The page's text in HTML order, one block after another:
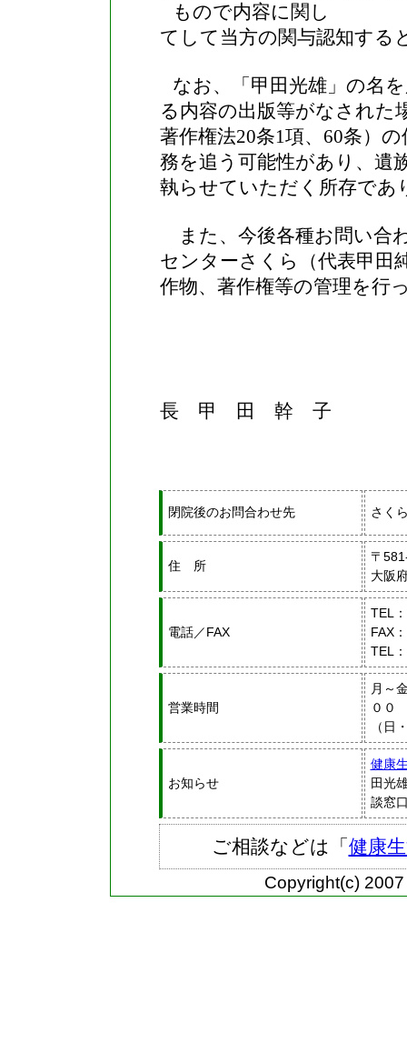
もので内容に関し
てして当方の関与認知する
なお、「甲田光雄」の名
る内容の出版等がなされた
著作権法20条1項、 60条）の
務を追う可能性があり、遺
執らせていただく所存であ
また、今後各種お問い合
センターさくら（代表甲田
作物、著作権等の管理を行
長 甲 田 幹 子
閉院後のお問合わせ先 さく
住 所
〒
大阪
電話／FAX
TEL
FAX
TEL
営業時間
月～
００
（日
お知らせ
健康
田光
談窓
ご相談などは「 健康
Copyright(c)